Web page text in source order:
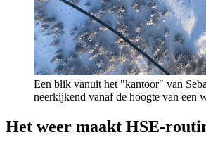
Een blik vanuit het "kantoor" van
neerkijkend vanaf de hoogte van een
Het weer maakt HSE-